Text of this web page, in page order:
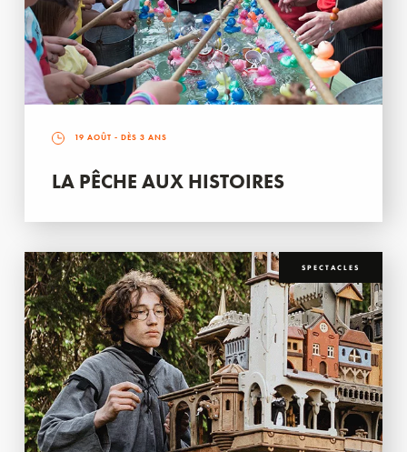
19 AOÛT - DÈS 3 ANS
LA PÊCHE AUX HISTOIRES
SPECTACLES